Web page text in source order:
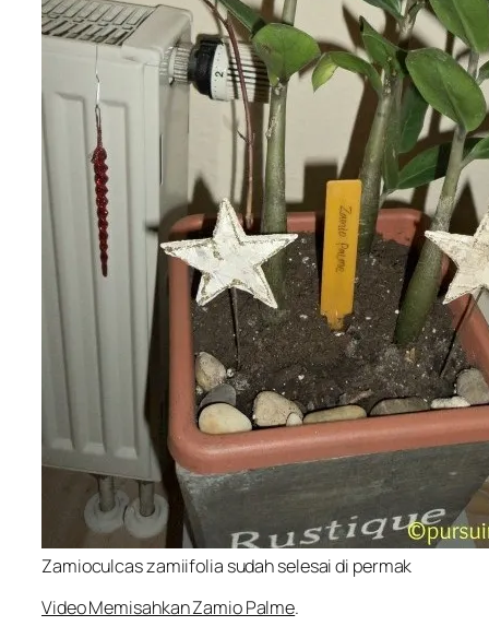
Zamioculcas zamiifolia sudah selesai di permak
Video Memisahkan Zamio Palme.